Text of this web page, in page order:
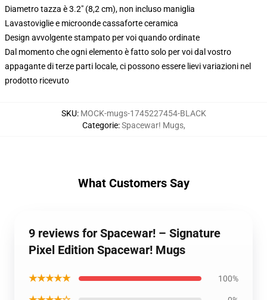
Diametro tazza è 3.2" (8,2 cm), non incluso maniglia
Lavastoviglie e microonde cassaforte ceramica
Design avvolgente stampato per voi quando ordinate
Dal momento che ogni elemento è fatto solo per voi dal vostro
appagante di terze parti locale, ci possono essere lievi variazioni nel
prodotto ricevuto
SKU: MOCK-mugs-1745227454-BLACK
Categorie:Spacewar! Mugs,
What Customers Say
9 reviews for Spacewar! – Signature
Pixel Edition Spacewar! Mugs
★★★★★ 100%